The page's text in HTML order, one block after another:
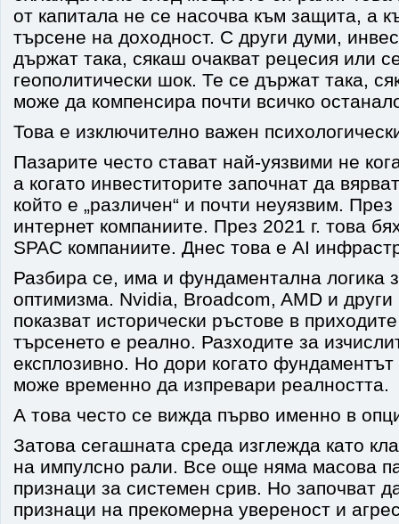
от капитала не се насочва към защита, а
търсене на доходност. С други думи,
държат така, сякаш очакват рецесия или
геополитически шок. Те се държат така,
може да компенсира почти всичко
Това е изключително важен
Пазарите често стават най-уязвими не
а когато инвеститорите започнат да
който е „различен“ и почти неуязвим. През
интернет компаниите. През 2021 г. това
SPAC компаниите. Днес това е AI
Разбира се, има и фундаментална логика
оптимизма. Nvidia, Broadcom, AMD и
показват исторически ръстове в
търсенето е реално. Разходите за
експлозивно. Но дори когато
може временно да изпревари реалността.
А това често се вижда първо именно в
Затова сегашната среда изглежда като
на импулсно рали. Все още няма масова
признаци за системен срив. Но започват
признаци на прекомерна увереност и